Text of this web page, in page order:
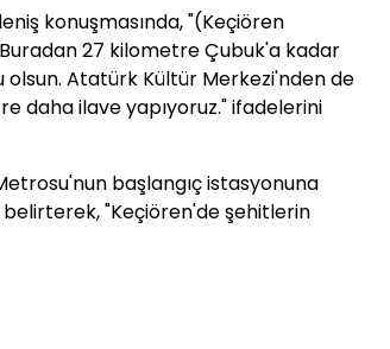
konuşmasında, "(Keçiören
27 kilometre Çubuk'a kadar
olsun. Atatürk Kültür Merkezi'nden de
daha ilave yapıyoruz." ifadelerini
başlangıç istasyonuna
belirterek, "Keçiören'de şehitlerin